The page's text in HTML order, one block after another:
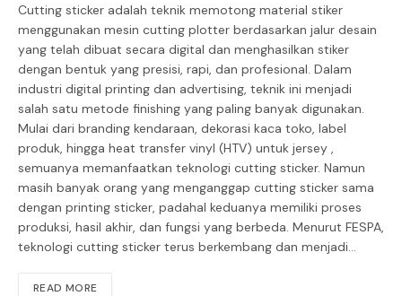
Cutting sticker adalah teknik memotong material stiker
menggunakan mesin cutting plotter berdasarkan jalur desain
yang telah dibuat secara digital dan menghasilkan stiker
dengan bentuk yang presisi, rapi, dan profesional. Dalam
industri digital printing dan advertising, teknik ini menjadi
salah satu metode finishing yang paling banyak digunakan.
Mulai dari branding kendaraan, dekorasi kaca toko, label
produk, hingga heat transfer vinyl (HTV) untuk jersey ,
semuanya memanfaatkan teknologi cutting sticker. Namun
masih banyak orang yang menganggap cutting sticker sama
dengan printing sticker, padahal keduanya memiliki proses
produksi, hasil akhir, dan fungsi yang berbeda. Menurut FESPA,
teknologi cutting sticker terus berkembang dan menjadi…
READ MORE